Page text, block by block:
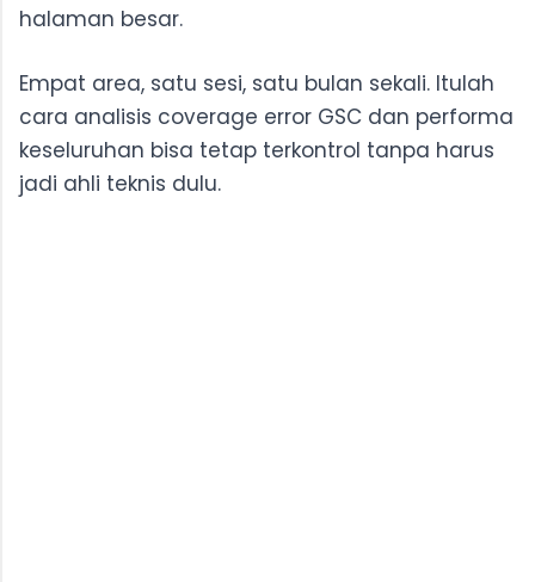
halaman besar.
Empat area, satu sesi, satu bulan sekali. Itulah
cara analisis coverage error GSC dan performa
keseluruhan bisa tetap terkontrol tanpa harus
jadi ahli teknis dulu.